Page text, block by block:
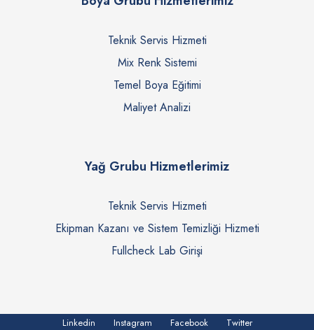
Teknik Servis Hizmeti
Mix Renk Sistemi
Temel Boya Eğitimi
Maliyet Analizi
Yağ Grubu Hizmetlerimiz
Teknik Servis Hizmeti
Ekipman Kazanı ve Sistem Temizliği Hizmeti
Fullcheck Lab Girişi
Linkedin Instagram Facebook Twitter